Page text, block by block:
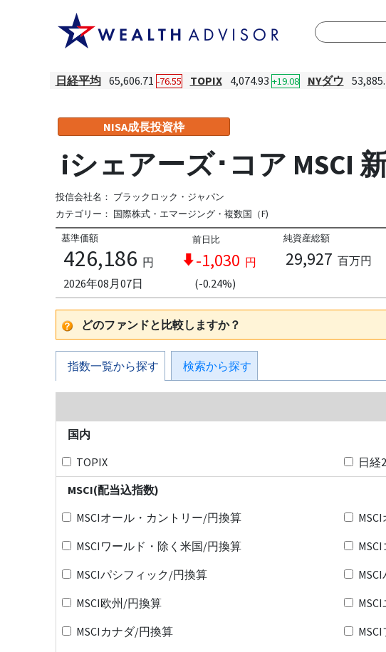
日経平均 65,606.71 -76.55 TOPIX 4,074.93 +19.08 NYダウ
NISA成長投資枠
iシェアーズ･コア MSCI
投信会社名： ブラックロック・ジャパン
カテゴリー： 国際株式・エマージング・複数国（F)
基準価額
426,186 円
2026年08月07日
前日比
-1,030 円
(-0.24%)
純資産総額
29,927 百万円
どのファンドと比較しますか？
指数一覧から探す 検索から探す
国内
TOPIX
日経
MSCI(配当込指数)
MSCIオール・カントリー/円換算
MSCIワールド・除く米国/円換算
MSCIパシフィック/円換算
MSCI欧州/円換算
MSCIカナダ/円換算